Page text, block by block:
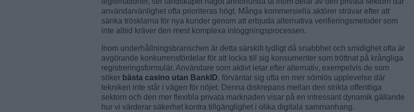
användarvänlighet ofta prioriteras högt. Många kommersiella aktörer strävar efter att
sänka trösklarna för nya kunder genom att erbjuda alternativa verifieringsmetoder som
inte alltid kräver den mest komplexa inloggningsprocessen.
Inom underhållningsbranschen är detta särskilt tydligt då snabbhet och smidighet ofta är
avgörande konkurrensfördelar för att locka till sig konsumenter som tröttnat på krångliga
registreringsformulär. Användare som aktivt letar efter alternativ, exempelvis de som
söker bästa casino utan BankID, förväntar sig ofta en mer sömlös upplevelse där
tekniken inte står i vägen för nöjet. Denna diskrepans mellan den strikta offentliga
sektorn och den mer flexibla privata marknaden visar på en intressant dynamik gällande
hur vi värderar säkerhet kontra tillgänglighet i olika digitala sammanhang.